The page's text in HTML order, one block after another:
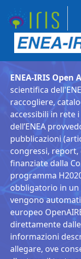
ENEA-IRIS Open
scientifica
raccogliere,
accessibili in rete
dell’ENEA
pubblicazioni
congressi, report,
finanziate dalla
programma
obbligatorio in un
vengono
europeo
direttamente
informazioni
allegare, ove